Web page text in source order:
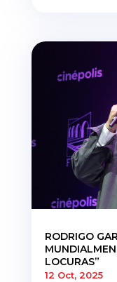
RODRIGO
LOCURAS”
12 Oct, 2025